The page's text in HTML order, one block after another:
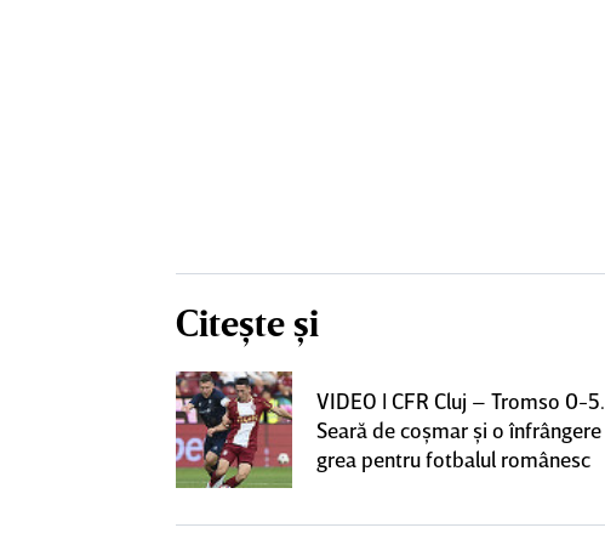
Citește și
VIDEO | CFR Cluj – Tromso 0-5.
Seară de coşmar şi o înfrângere
grea pentru fotbalul românesc